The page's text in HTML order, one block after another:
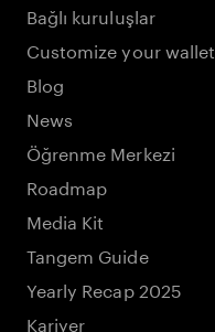
Bağlı kuruluşlar
Customize your wallet
Blog
News
Öğrenme Merkezi
Roadmap
Media Kit
Tangem Guide
Yearly Recap 2025
Kariyer